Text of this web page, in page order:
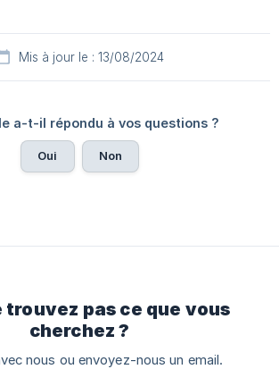
Mis à jour le : 13/08/2024
a-t-il répondu à vos questions ?
Oui Non
trouvez pas ce que vous
cherchez ?
nous ou envoyez-nous un email.